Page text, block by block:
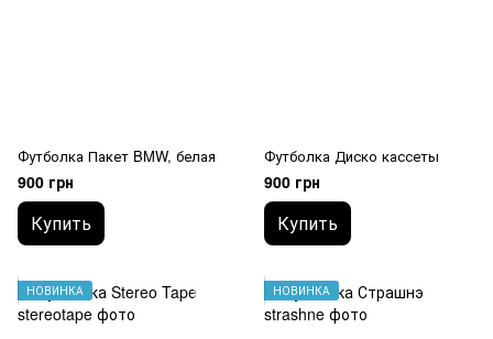
Футболка Пакет BMW, белая
900 грн
Купить
Футболка Диско кассеты
900 грн
Купить
НОВИНКА НОВИНКА